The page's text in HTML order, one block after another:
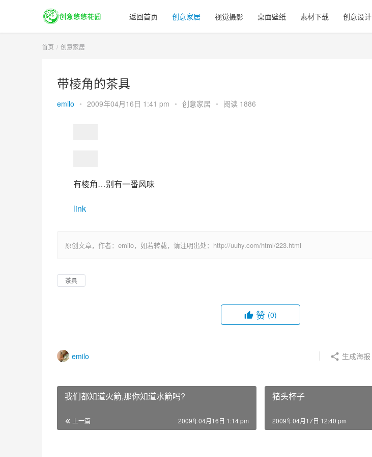
返回首页 创意家居 视觉摄影 桌面壁纸 素材下载 创意设计
首页 创意家居
带棱角的茶具
emilo • 2009年04月16日 1:41 pm • 创意家居 • 阅读 1886
有棱角…别有一番风味
link
原创文章，作者：emilo，如若转载，请注明出处：http://uuhy.com/html/223.html
茶具
赞 (0)
emilo 生成海报
我们都知道火箭,那你知道水箭吗?
上一篇 2009年04月16日 1:14 pm
猪头杯子
2009年04月17日 12:40 pm